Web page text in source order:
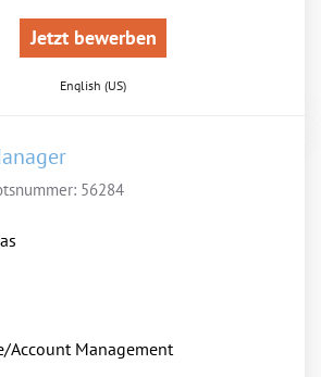
Jetzt bewerben
English (US)
56284
Account Management